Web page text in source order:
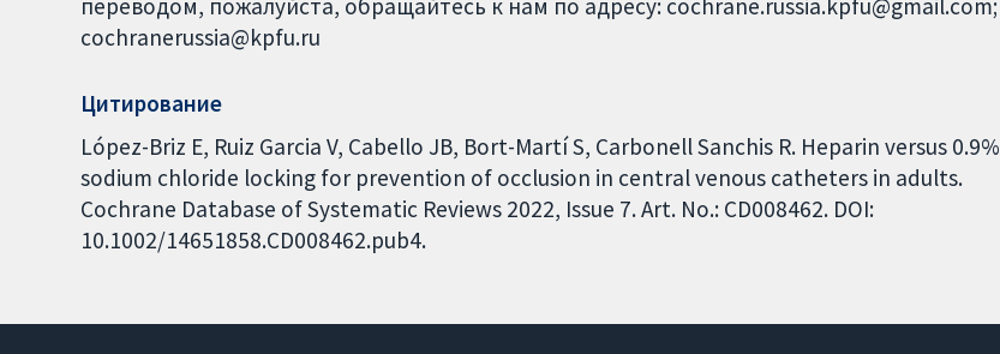
переводом, пожалуйста, обращайтесь к нам по адресу: cochrane.russia.kpfu@gmail.com;
cochranerussia@kpfu.ru
Цитирование
López-Briz E, Ruiz Garcia V, Cabello JB, Bort-Martí S, Carbonell Sanchis R. Heparin versus 0.9%
sodium chloride locking for prevention of occlusion in central venous catheters in adults.
Cochrane Database of Systematic Reviews 2022, Issue 7. Art. No.: CD008462. DOI:
10.1002/14651858.CD008462.pub4.